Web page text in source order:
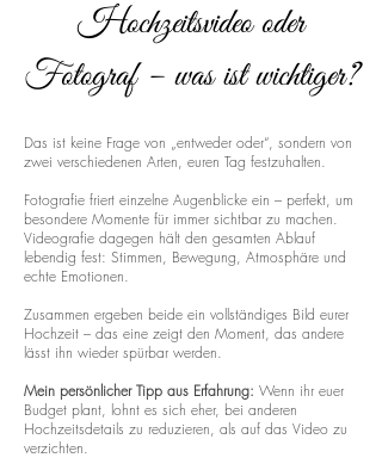
Hochzeitsvideo oder
Fotograf – was ist wichtiger?
Das ist keine Frage von „entweder oder“, sondern von
zwei verschiedenen Arten, euren Tag festzuhalten.
Fotografie friert einzelne Augenblicke ein – perfekt, um
besondere Momente für immer sichtbar zu machen.
Videografie dagegen hält den gesamten Ablauf
lebendig fest: Stimmen, Bewegung, Atmosphäre und
echte Emotionen.
Zusammen ergeben beide ein vollständiges Bild eurer
Hochzeit – das eine zeigt den Moment, das andere
lässt ihn wieder spürbar werden.
Mein persönlicher Tipp aus Erfahrung: Wenn ihr euer
Budget plant, lohnt es sich eher, bei anderen
Hochzeitsdetails zu reduzieren, als auf das Video zu
verzichten.